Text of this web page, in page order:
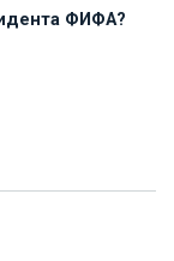
ФИФА?